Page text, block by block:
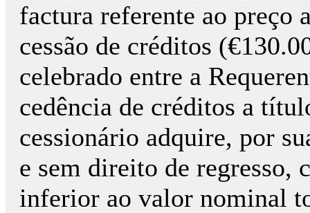
factura referente ao preço
cessão de créditos
celebrado entre a
cedência de créditos a
cessionário adquire, por
e sem direito de regresso,
inferior ao valor nominal